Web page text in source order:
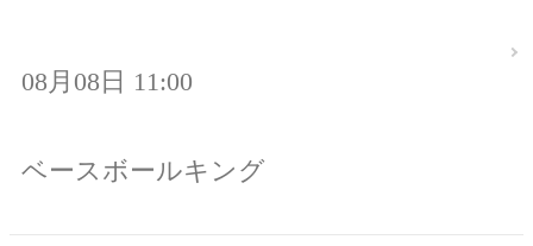
08月08日 11:00
ベースボールキング